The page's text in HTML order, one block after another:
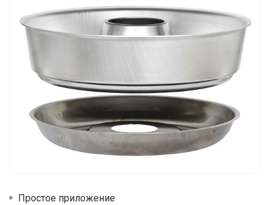
Простое приложение